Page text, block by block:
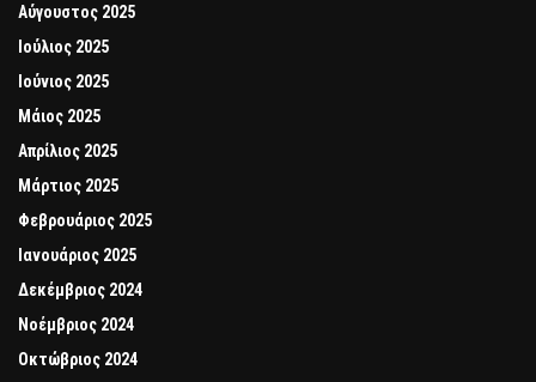
Αύγουστος 2025
Ιούλιος 2025
Ιούνιος 2025
Μάιος 2025
Απρίλιος 2025
Μάρτιος 2025
Φεβρουάριος 2025
Ιανουάριος 2025
Δεκέμβριος 2024
Νοέμβριος 2024
Οκτώβριος 2024